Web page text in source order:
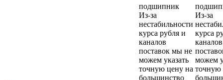
подшипник
Из-за
нестабильности
курса рубля и
каналов
поставок мы не
можем указать
точную цену на
большинство
Из-за
курса
каналов
можем
точную